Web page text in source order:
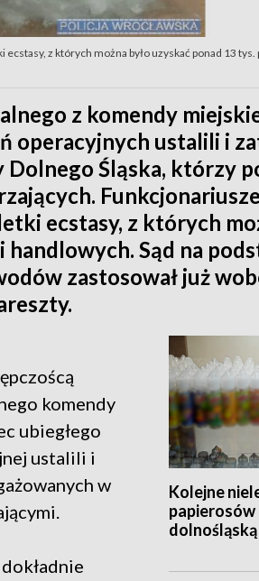
z których można było uzyskać ponad 13
z komendy
operacyjnych ustalili i
Śląska, którzy
ecstasy, z których
Sąd na
zastosował już
Kolejne
dolnośląską
komendy
ubiegłego
ustalili i
w